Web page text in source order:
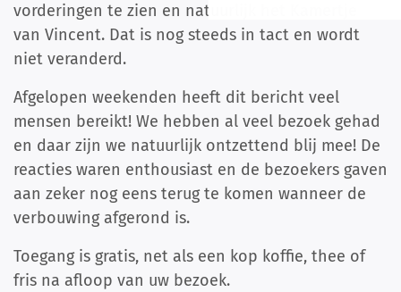
vorderingen te zien en natuurlijk het Kamertje
van Vincent. Dat is nog steeds in tact en wordt
niet veranderd.
Afgelopen weekenden heeft dit bericht veel
mensen bereikt! We hebben al veel bezoek gehad
en daar zijn we natuurlijk ontzettend blij mee! De
reacties waren enthousiast en de bezoekers gaven
aan zeker nog eens terug te komen wanneer de
verbouwing afgerond is.
Toegang is gratis, net als een kop koffie, thee of
fris na afloop van uw bezoek.